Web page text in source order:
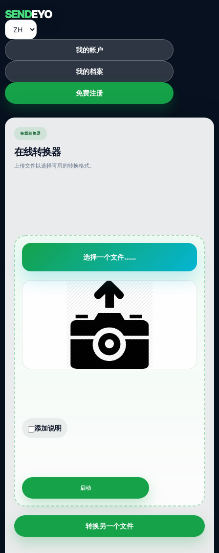
SENDEYO
我的帐户
我的档案
免费注册
在线转换器
在线转换器
上传文件以选择可用的转换格式。
选择一个文件......
添加说明
转换另一个文件